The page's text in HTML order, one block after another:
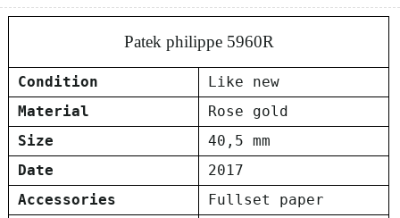
Patek philippe 5960R
Condition
Like new
Material
Rose gold
Size
40,5 mm
Date
2017
Accessories
Fullset paper